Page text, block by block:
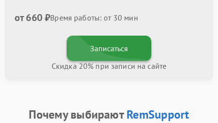
от 660 ₽Время работы: от 30 мин
Записаться
Скидка 20% при записи на сайте
Почему выбираютRemSupport